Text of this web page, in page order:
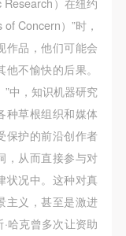
Concern）”时，
作品，他们可能会
不愉快的后果。
中，知识机器研究
种草根组织和媒体
保护的前沿创作者
，从而直接参与对
状况中。这种对真
主义，甚至是激进
哈克曾多次让资助
协商后可作为
律法规规定。
）、勾选之日
纸质档—式二
律效力。
全部义务，未
。凡参加这次
取得家属同
者签名/勾选
协商后可作为
律法规规定。
）、勾选之日
纸质档—式二
律效力。
全部义务，未
。凡参加这次
取得家属同
者签名/勾选
协商后可作为
律法规规定。
）、勾选之日
纸质档—式二
律效力。
全部义务，未
。凡参加这次
取得家属同
者签名/勾选